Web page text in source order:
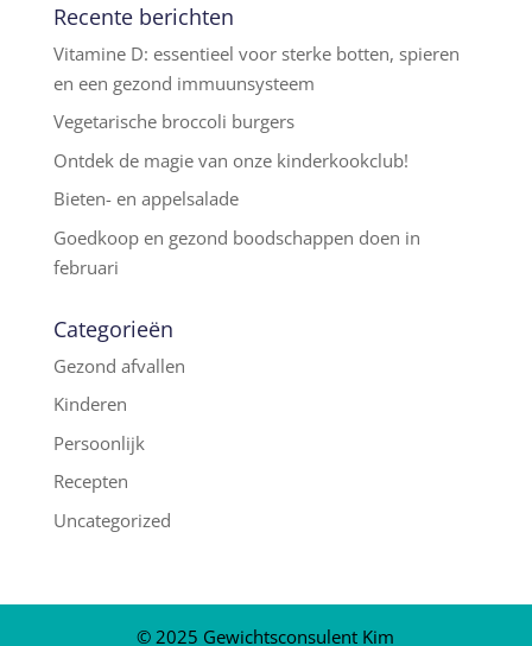
Recente berichten
Vitamine D: essentieel voor sterke botten, spieren
en een gezond immuunsysteem
Vegetarische broccoli burgers
Ontdek de magie van onze kinderkookclub!
Bieten- en appelsalade
Goedkoop en gezond boodschappen doen in
februari
Categorieën
Gezond afvallen
Kinderen
Persoonlijk
Recepten
Uncategorized
© 2025 Gewichtsconsulent Kim